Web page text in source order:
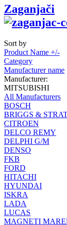
Zaganjači
Sort by
Product Name +/-
Category
Manufacturer name
Manufacturer:
MITSUBISHI
All Manufacturers
BOSCH
BRIGGS &
CITROEN
DELCO REMY
DELPHI G/M
DENSO
FKB
FORD
HITACHI
HYUNDAI
ISKRA
LADA
LUCAS
MAGNETI